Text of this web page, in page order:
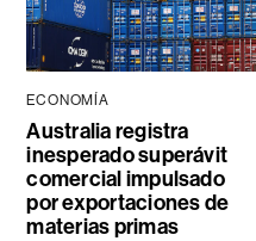
ECONOMÍA
Australia registra
inesperado superávit
comercial impulsado
por exportaciones de
materias primas